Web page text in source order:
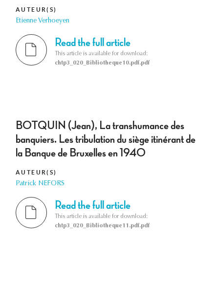
AUTEUR(S)
Etienne Verhoeyen
Read the full article
This article is available for download:
chtp3_020_Bibliotheque10.pdf.pdf
BOTQUIN (Jean), La transhumance des
banquiers. Les tribulation du siège itinérant de
la Banque de Bruxelles en 1940
AUTEUR(S)
Patrick NEFORS
Read the full article
This article is available for download:
chtp3_020_Bibliotheque11.pdf.pdf